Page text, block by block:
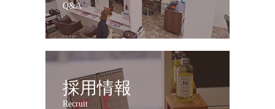
Q&A
採用情報
Recruit